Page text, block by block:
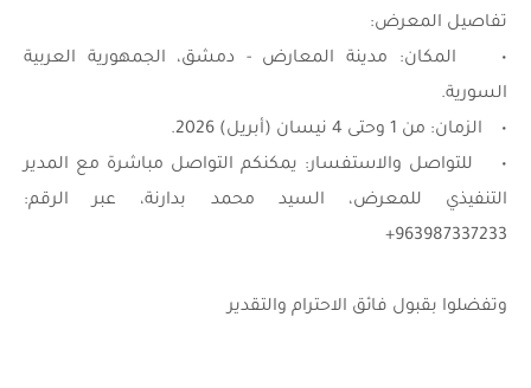
تفاصيل المعرض:
• المكان: مدينة المعارض - دمشق، الجمهورية العربية
السورية.
• الزمان: من 1 وحتى 4 نيسان (أبريل) 2026.
• للتواصل والاستفسار: يمكنكم التواصل مباشرة مع المدير
التنفيذي للمعرض، السيد محمد بدارنة، عبر الرقم:
963987337233+
وتفضلوا بقبول فائق الاحترام والتقدير